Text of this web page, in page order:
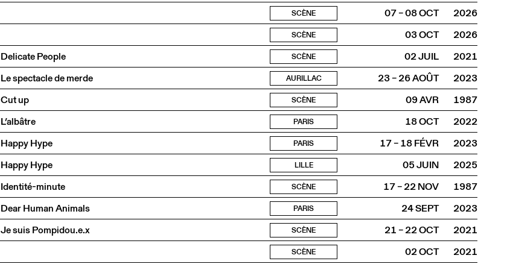
SCÈNE 07 – 08 OCT
2026
SCÈNE 03 OCT
2026
Delicate People SCÈNE 02 JUIL
2021
Le spectacle de merde AURILLAC 23 – 26 AOÛT
2023
Cut up SCÈNE 09 AVR
1987
L’albâtre PARIS 18 OCT
2022
Happy Hype PARIS 17 – 18 FÉVR
2023
Happy Hype LILLE 05 JUIN
2025
Identité-minute SCÈNE 17 – 22 NOV
1987
Dear Human Animals PARIS 24 SEPT
2023
Je suis Pompidou.e.x SCÈNE 21 – 22 OCT
2021
SCÈNE 02 OCT
2021